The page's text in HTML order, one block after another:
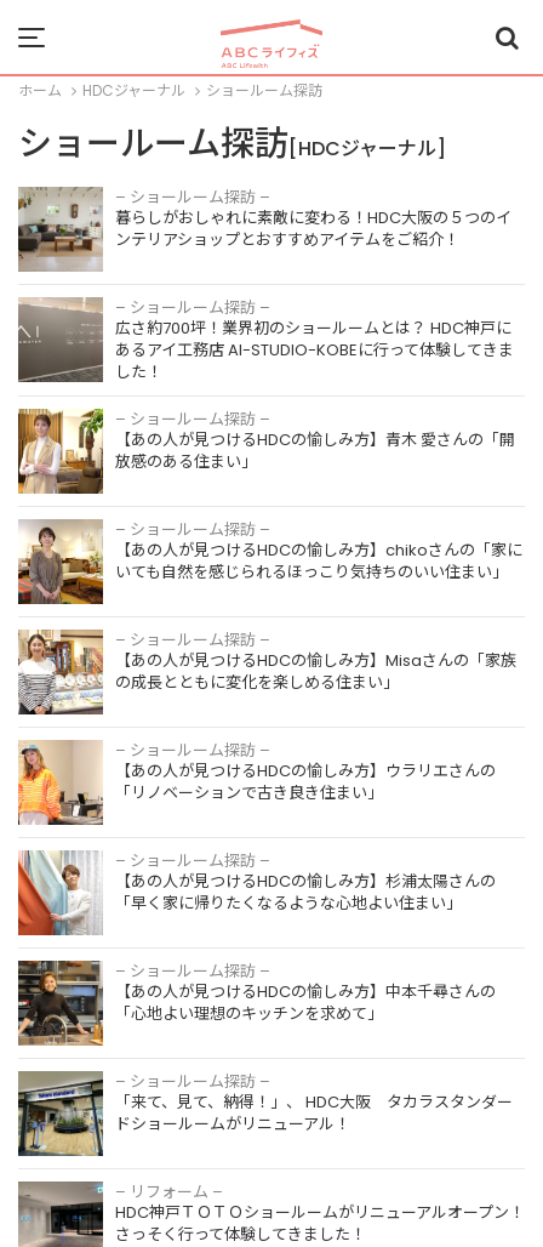
Menu
ホーム HDCジャーナル ショールーム探訪
ショールーム探訪 [HDCジャーナル]
– ショールーム探訪 –
暮らしがおしゃれに素敵に変わる！HDC大阪の５つのイ
ンテリアショップとおすすめアイテムをご紹介！
– ショールーム探訪 –
広さ約700坪！業界初のショールームとは？ HDC神戸に
あるアイ工務店 AI-STUDIO-KOBEに行って体験してきま
した！
– ショールーム探訪 –
【あの人が見つけるHDCの愉しみ方】青木 愛さんの「開
放感のある住まい」
– ショールーム探訪 –
【あの人が見つけるHDCの愉しみ方】chikoさんの「家に
いても自然を感じられるほっこり気持ちのいい住まい」
– ショールーム探訪 –
【あの人が見つけるHDCの愉しみ方】Misaさんの「家族
の成長とともに変化を楽しめる住まい」
– ショールーム探訪 –
【あの人が見つけるHDCの愉しみ方】ウラリエさんの
「リノベーションで古き良き住まい」
– ショールーム探訪 –
【あの人が見つけるHDCの愉しみ方】杉浦太陽さんの
「早く家に帰りたくなるような心地よい住まい」
– ショールーム探訪 –
【あの人が見つけるHDCの愉しみ方】中本千尋さんの
「心地よい理想のキッチンを求めて」
– ショールーム探訪 –
「来て、見て、納得！」、 HDC大阪 タカラスタンダー
ドショールームがリニューアル！
– リフォーム –
HDC神戸ＴＯＴＯショールームがリニューアルオープン！
さっそく行って体験してきました！